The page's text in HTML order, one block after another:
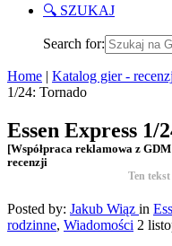
🔍 SZUKAJ
Search for:
Home | Katalog gier -
1/24: Tornado
Essen Express 1/
[Współpraca reklamowa z
recenzji
Ten tekst
Posted by: Jakub Wiąz in
rodzinne, Wiadomości 2